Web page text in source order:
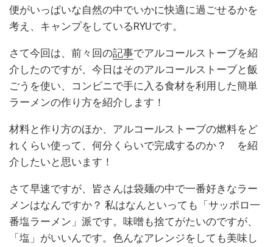
便がいっぱいな自然の中でいかに快適に過ごせるかを
考え、キャンプをしているRYUです。
さて今回は、前々回の記事でアルコールストーブを紹
介したのですが、今日はそのアルコールストーブと飯
ごうを使い、コンビニで手に入る食材を利用した簡単
ラーメンの作り方を紹介します！
材料と作り方のほか、アルコールストーブの燃料をど
れくらい使って、何分くらいで完成するのか？ を紹
介したいと思います！
さて早速ですが、皆さんは袋麺の中で一番好きなラー
メンはなんですか？ 私はなんといっても「サッポロ一
番塩ラーメン」派です。味噌も捨てがたいのですが、
「塩」がいいんです。色んなアレンジをしても美味し